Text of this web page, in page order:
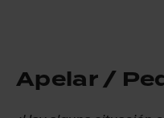
Apelar /